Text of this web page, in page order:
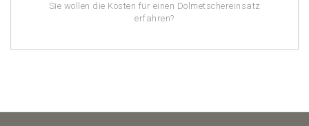
Sie wollen die Kosten für einen Dolmetschereinsatz
erfahren?